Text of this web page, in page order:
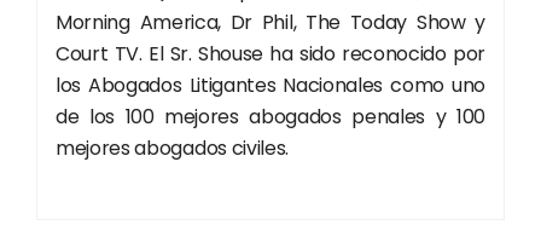
Morning America, Dr Phil, The Today Show y
Court TV. El Sr. Shouse ha sido reconocido por
los Abogados Litigantes Nacionales como uno
de los 100 mejores abogados penales y 100
mejores abogados civiles.